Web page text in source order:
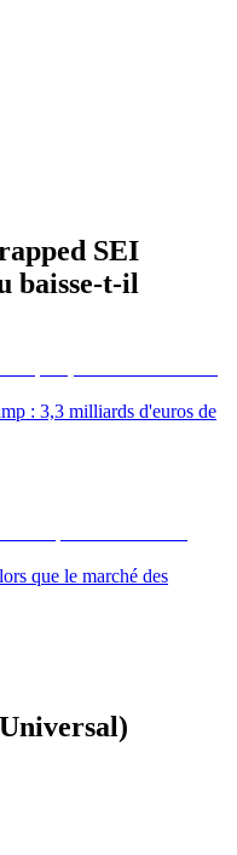
SEI
baisse-t-il
: 3,3 milliards d'euros de
que le marché des